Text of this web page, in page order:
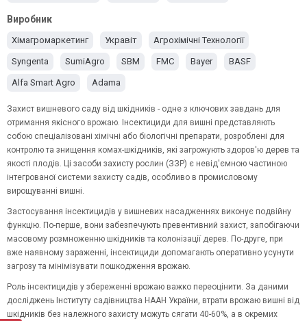
альфа-циперметрин
Виробник
Хімагромаркетинг Укравіт Агрохімічні Технології
Syngenta SumiAgro SBM FMC Bayer BASF
Alfa Smart Agro Adama
Захист вишневого саду від шкідників - одне з ключових завдань для
отримання якісного врожаю. Інсектициди для вишні представляють
собою спеціалізовані хімічні або біологічні препарати, розроблені для
контролю та знищення комах-шкідників, які загрожують здоров'ю дерев та
якості плодів. Ці засоби захисту рослин (ЗЗР) є невід'ємною частиною
інтегрованої системи захисту садів, особливо в промисловому
вирощуванні вишні.
Застосування інсектицидів у вишневих насадженнях виконує подвійну
функцію. По-перше, вони забезпечують превентивний захист, запобігаючи
масовому розмноженню шкідників та колонізації дерев. По-друге, при
вже наявному зараженні, інсектициди допомагають оперативно усунути
загрозу та мінімізувати пошкодження врожаю.
Роль інсектицидів у збереженні врожаю важко переоцінити. За даними
досліджень Інституту садівництва НААН України, втрати врожаю вишні від
шкідників без належного захисту можуть сягати 40-60%, а в окремих